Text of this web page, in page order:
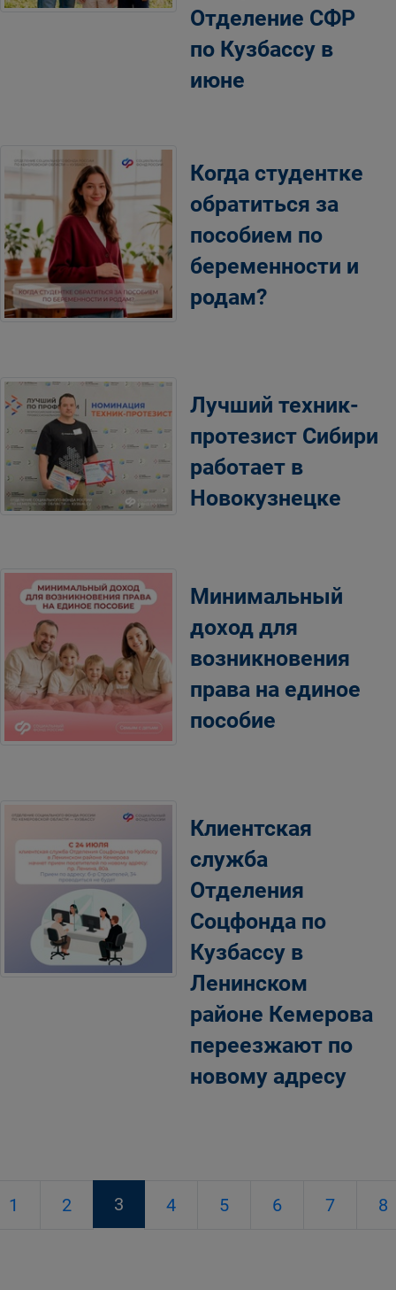
Отделение СФР
по Кузбассу в
июне
Когда студентке
обратиться за
пособием по
беременности и
родам?
Лучший техник-
протезист Сибири
работает в
Новокузнецке
Минимальный
доход для
возникновения
права на единое
пособие
Клиентская
служба
Отделения
Соцфонда по
Кузбассу в
Ленинском
районе Кемерова
переезжают по
новому адресу
1 2 3 4 5 6 7 8